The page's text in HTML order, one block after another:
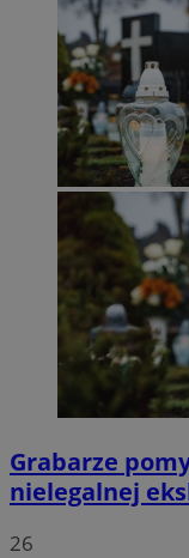
Grabarze
nielegalnej
26